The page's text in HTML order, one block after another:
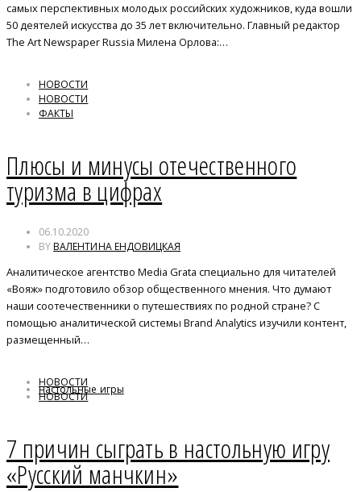
самых перспективных молодых российских художников, куда вошли
50 деятелей искусства до 35 лет включительно. Главный редактор
The Art Newspaper Russia Милена Орлова:…
НОВОСТИ
НОВОСТИ
ФАКТЫ
Плюсы и минусы отечественного
туризма в цифрах
06.10.2020
BYВАЛЕНТИНА ЕНДОВИЦКАЯ
Аналитическое агентство Media Grata специально для читателей
«Вояж» подготовило обзор общественного мнения. Что думают
наши соотечественники о путешествиях по родной стране? С
помощью аналитической системы Brand Analytics изучили контент,
размещенный…
НОВОСТИ
НОВОСТИ
настольные игры
7 причин сыграть в настольную игру
«Русский манчкин»